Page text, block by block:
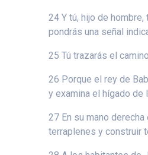
24 Y tú, hijo de
pondrás una señal
25 Tú trazarás el
26 Porque el rey de
y examina el hígado de
27 En su mano
terraplenes y construir